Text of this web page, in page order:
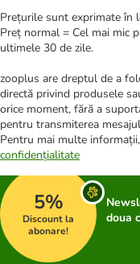
Prețurile sunt exprimate în
Preț normal = Cel mai mic
ultimele 30 de zile.
zooplus are dreptul de a
directă privind produsele
orice moment, fără a
pentru transmiterea
Pentru mai multe
confidențialitate
5%
Discount la
abonare!
doua